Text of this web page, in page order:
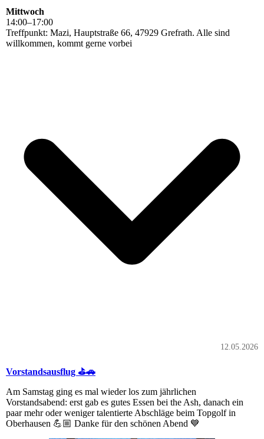
Mittwoch
14:00–17:00
Treffpunkt: Mazi, Hauptstraße 66, 47929 Grefrath. Alle sind
willkommen, kommt gerne vorbei
12.05.2026
Vorstandsausflug ⛳️🚗
Am Samstag ging es mal wieder los zum jährlichen
Vorstandsabend: erst gab es gutes Essen bei the Ash, danach ein
paar mehr oder weniger talentierte Abschläge beim Topgolf in
Oberhausen 💪🏼 Danke für den schönen Abend 💙